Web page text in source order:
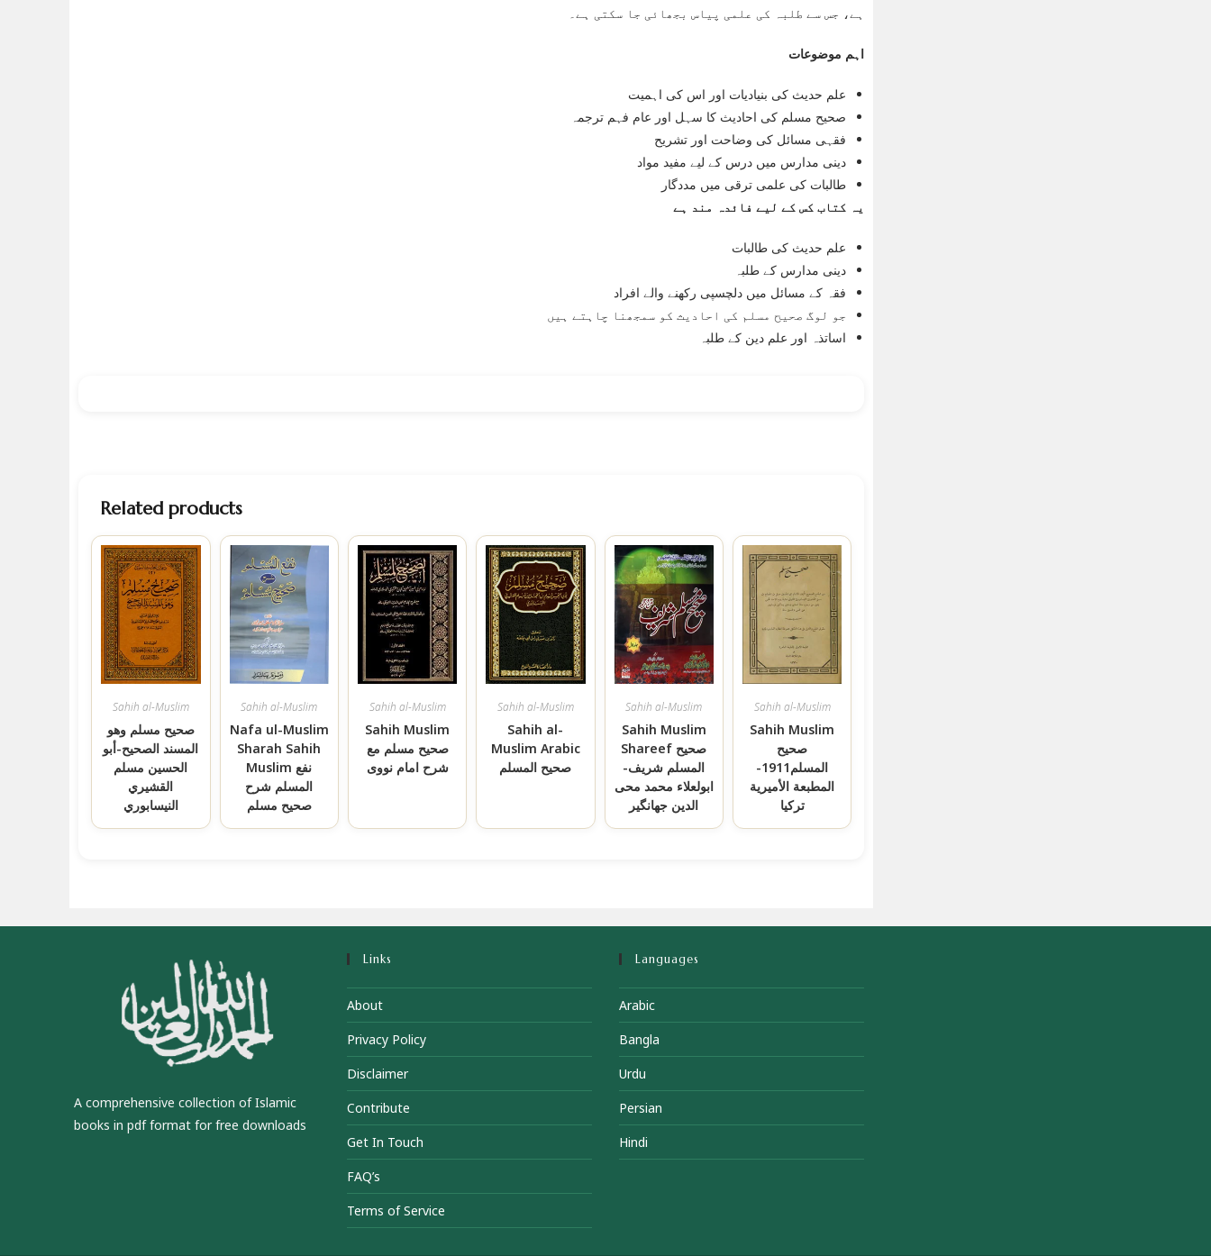
ہے، جس سے طلبہ کی علمی پیاس بجھائی جا سکتی ہے۔
اہم موضوعات
علم حدیث کی بنیادیات اور اس کی اہمیت
صحیح مسلم کی احادیث کا سہل اور عام فہم ترجمہ
فقہی مسائل کی وضاحت اور تشریح
دینی مدارس میں درس کے لیے مفید مواد
طالبات کی علمی ترقی میں مددگار
یہ کتاب کس کے لیے فائدہ مند ہے
علم حدیث کی طالبات
دینی مدارس کے طلبہ
فقہ کے مسائل میں دلچسپی رکھنے والے افراد
جو لوگ صحیح مسلم کی احادیث کو سمجھنا چاہتے ہیں
اساتذہ اور علم دین کے طلبہ
Related products
Sahih al-Muslim
صحيح مسلم وهو
المسند الصحيح-أبو
الحسين مسلم
القشيري
النيسابوري
Sahih al-Muslim
Nafa ul-Muslim
Sharah Sahih
Muslim نفع
المسلم شرح
صحیح مسلم
Sahih al-Muslim
Sahih Muslim
صحیح مسلم مع
شرح امام نووی
Sahih al-Muslim
Sahih al-
Muslim Arabic
صحیح المسلم
Sahih al-Muslim
Sahih Muslim
Shareef صحیح
المسلم شریف-
ابولعلاء محمد محی
الدین جھانگیر
Sahih al-Muslim
Sahih Muslim
صحيح
المسلم1911-
المطبعة الأميرية
تركيا
A comprehensive collection of Islamic
books in pdf format for free downloads
Links
About
Privacy Policy
Disclaimer
Contribute
Get In Touch
FAQ’s
Terms of Service
Languages
Arabic
Bangla
Urdu
Persian
Hindi